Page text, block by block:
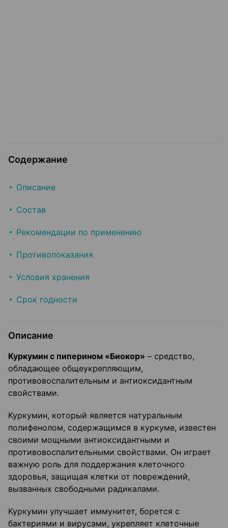
Содержание
Описание
Состав
Рекомендации по применению
Противопоказания
Условия хранения
Срок годности
Описание
Куркумин с пиперином «Биокор» – средство,
обладающее общеукрепляющим,
противовоспалительным и антиоксидантным
свойствами.
Куркумин, который является натуральным
полифенолом, содержащимся в куркуме, известен
своими мощными антиоксидантными и
противовоспалительными свойствами. Он играет
важную роль для поддержания клеточного
здоровья, защищая клетки от повреждений,
вызванных свободными радикалами.
Куркумин улучшает иммунитет, борется с
бактериями и вирусами, укрепляет клеточные